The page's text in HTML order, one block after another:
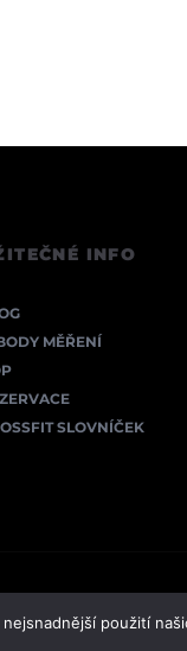
INFO
MĚŘENÍ
SLOVNÍČEK
použití